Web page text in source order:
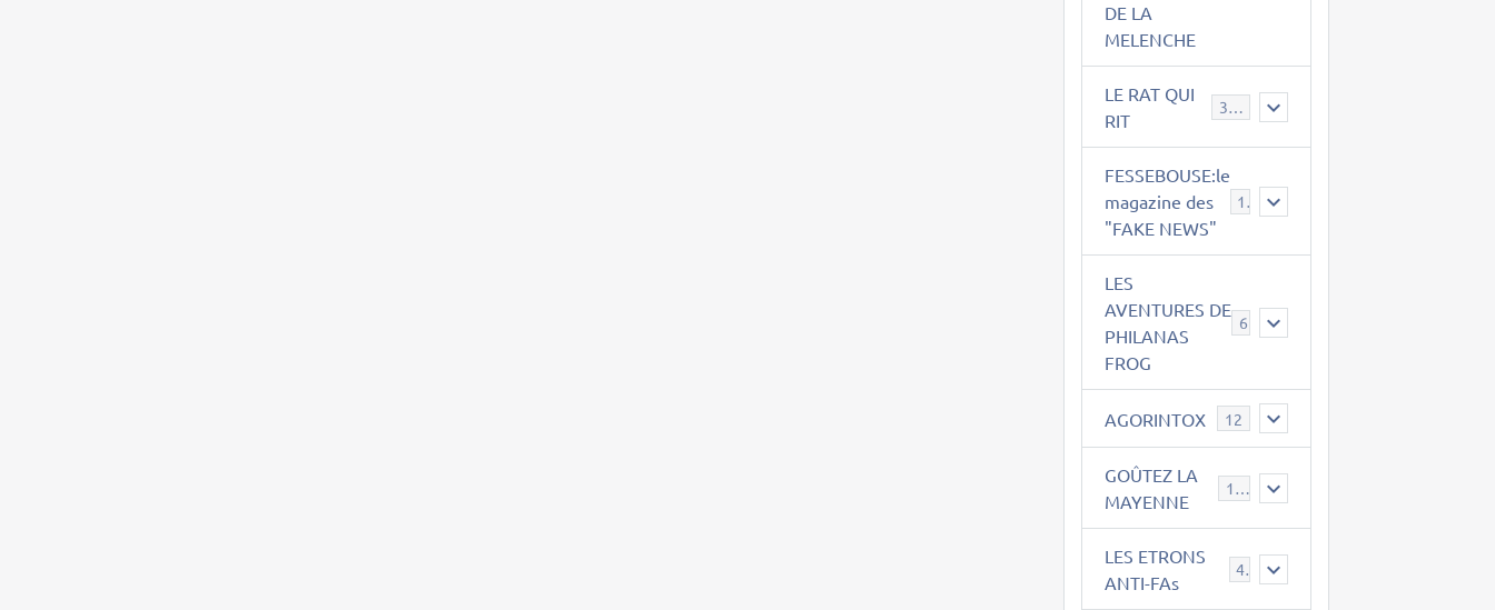
DE LA
MELENCHE
LE RAT QUI
RIT
395
FESSEBOUSE:le
magazine des
"FAKE NEWS"
19
LES
AVENTURES DE
PHILANAS
FROG
AGORINTOX 12
GOÛTEZ LA
MAYENNE
189
LES ETRONS
ANTI-FAs
4